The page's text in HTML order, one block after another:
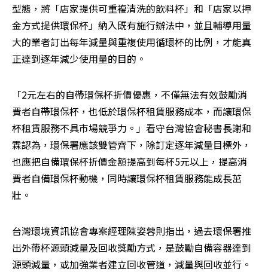
型態，將「店家提供可重複清洗的飲料杯」和「店家以押
金方式提供環保杯」納入既有施行辦法中，並且輔導用量
大的業者訂出每年減量與重複使用循環杯的比例，才能真
正達到逐年減少使用量的目的。
「2元左右的自帶環保杯折價優惠，不僅無法有效鼓勵消
費者自帶環保杯，也低於環保杯租賃服務成本，而讓環保
杯租賃服務不具市場競爭力。」看守台灣協會秘書長謝和
霖認為，環保署應該雙管齊下，除訂定逐年減量目標外，
也應把自備環保杯折價金額提高到每杯5元以上，提高消
費者自備環保杯動機，同時讓環保杯租賃服務能成長茁
壯。
台灣環境資訊協會專案經理陳姿蓉則指出，過去環保署推
出外帶杯源頭減量及回收獎勵方式，是鼓勵自備容器達到
源頭減量，或加強業者建立回收管道，減量與回收並行。